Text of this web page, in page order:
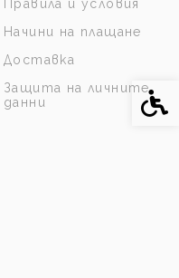
Правила и условия
Начини на плащане
Доставка
Защита на личните
данни